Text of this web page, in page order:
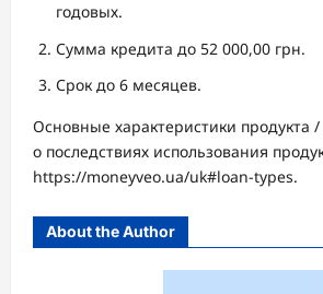
годовых.
Сумма кредита до 52 000,00 грн.
Срок до 6 месяцев.
Основные характеристики продукта
о последствиях использования
https://moneyveo.ua/uk#loan-types.
About the Author